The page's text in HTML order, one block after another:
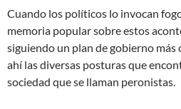
Cuando los políticos lo invocan
memoria popular sobre estos
siguiendo un plan de gobierno
ahí las diversas posturas que
sociedad que se llaman peronistas.